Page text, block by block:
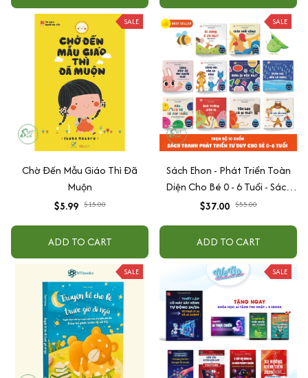
SALE
Chờ Đến Mẫu Giáo Thì Đã
Muộn
$5.99 $15.00
ADD TO CART
SALE
Sách Ehon - Phát Triển Toàn
Diện Cho Bé 0 - 6 Tuổi - Sách
Song Ngữ Việt - Anh
$37.00 $55.00
ADD TO CART
SALE SALE